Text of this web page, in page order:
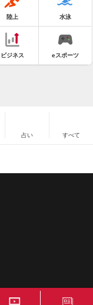
陸上 水泳
ビジネス eスポーツ
占い すべて